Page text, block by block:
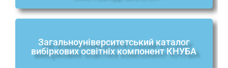
Загальноуніверситетський каталог
вибіркових освітніх компонент КНУБА